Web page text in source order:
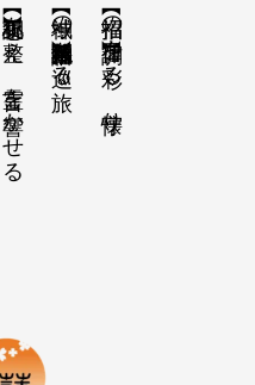
【招福の調律】日々を彩る、懐守り
【神域の系譜】神社仏閣・自然を巡る旅
【祝詞集】心を整え、言霊を響かせる